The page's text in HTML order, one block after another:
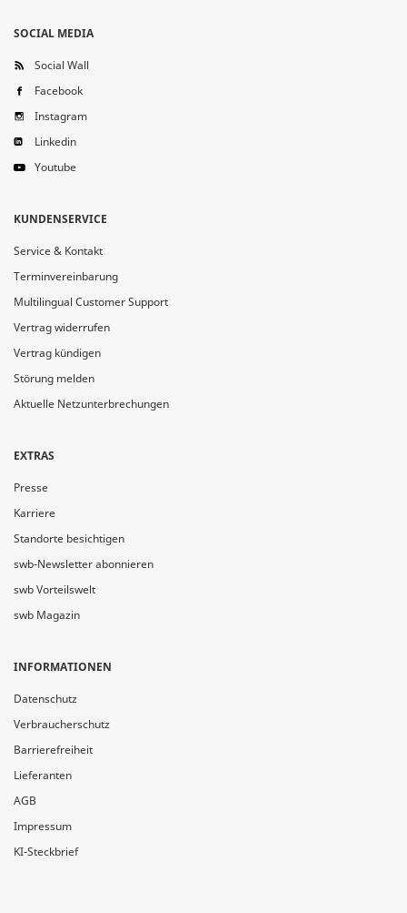
SOCIAL MEDIA
Social Wall
Facebook
Instagram
Linkedin
Youtube
KUNDENSERVICE
Service & Kontakt
Terminvereinbarung
Multilingual Customer Support
Vertrag widerrufen
Vertrag kündigen
Störung melden
Aktuelle Netzunterbrechungen
EXTRAS
Presse
Karriere
Standorte besichtigen
swb-Newsletter abonnieren
swb Vorteilswelt
swb Magazin
INFORMATIONEN
Datenschutz
Verbraucherschutz
Barrierefreiheit
Lieferanten
AGB
Impressum
KI-Steckbrief